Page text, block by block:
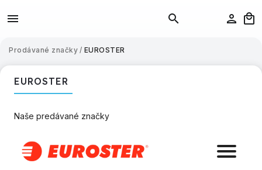
Prodávané značky / EUROSTER
EUROSTER
Naše predávané značky